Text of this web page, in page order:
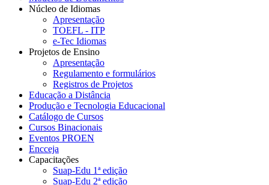
Núcleo de Idiomas
Apresentação
TOEFL - ITP
e-Tec Idiomas
Projetos de Ensino
Apresentação
Regulamento e formulários
Registros de Projetos
Educação a Distância
Produção e Tecnologia Educacional
Catálogo de Cursos
Cursos Binacionais
Eventos PROEN
Encceja
Capacitações
Suap-Edu 1ª edição
Suap-Edu 2ª edição